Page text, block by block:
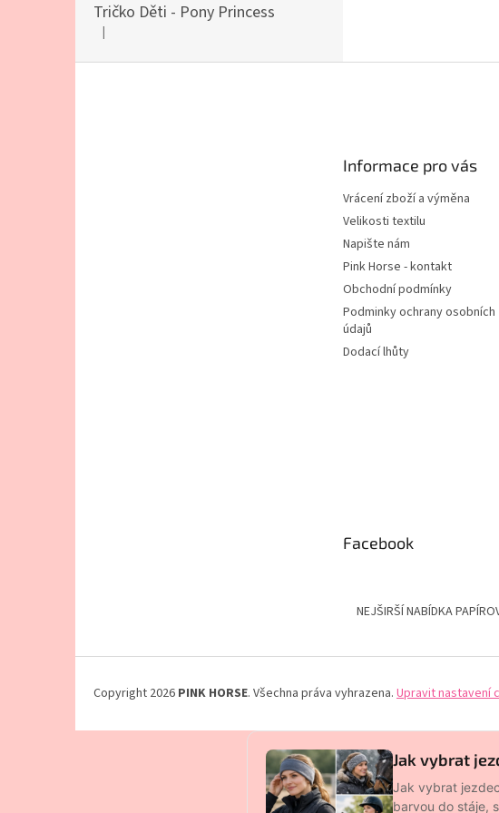
Tričko Děti - Pony Princess
Hodnocení produktu je 5 z 5 hvězdiček.
|
Informace pro vás
Vrácení zboží a výměna
Velikosti textilu
Napište nám
Pink Horse - kontakt
Obchodní podmínky
Podminky ochrany osobních
údajů
Dodací lhůty
Facebook
NEJŠIRŠÍ NABÍDKA
Copyright 2026 PINK HORSE. Všechna práva vyhrazena. Upravit nastavení
Jak vybrat
Jak vybrat
barvou do stáje,